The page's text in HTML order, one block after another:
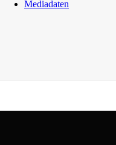
Mediadaten